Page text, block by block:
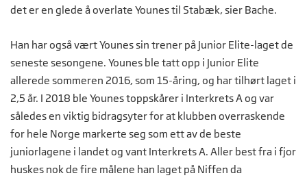
det er en glede å overlate Younes til Stabæk, sier Bache.
Han har også vært Younes sin trener på Junior Elite-laget de
seneste sesongene. Younes ble tatt opp i Junior Elite
allerede sommeren 2016, som 15-åring, og har tilhørt laget i
2,5 år. I 2018 ble Younes toppskårer i Interkrets A og var
således en viktig bidragsyter for at klubben overraskende
for hele Norge markerte seg som ett av de beste
juniorlagene i landet og vant Interkrets A. Aller best fra i fjor
huskes nok de fire målene han laget på Niffen da